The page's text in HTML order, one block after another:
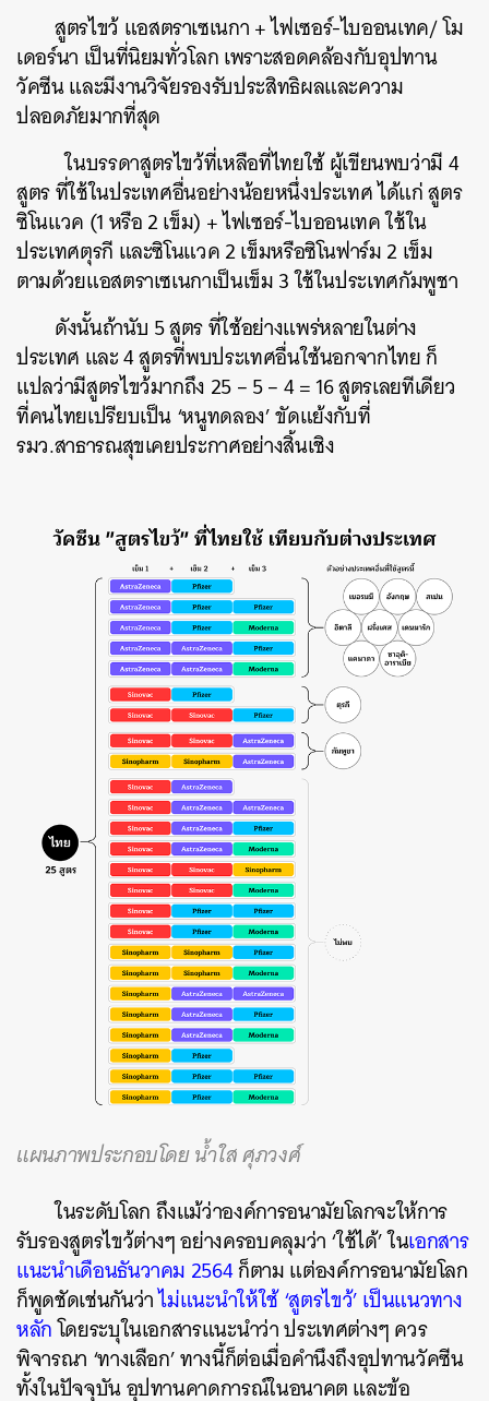
สูตรไขว้ แอสตราเซเนกา + ไฟเซอร์-ไบออนเทค/ โม
เดอร์นา เป็นที่นิยมทั่วโลก เพราะสอดคล้องกับอุปทาน
วัคซีน และมีงานวิจัยรองรับประสิทธิผลและความ
ปลอดภัยมากที่สุด
ในบรรดาสูตรไขว้ที่เหลือที่ไทยใช้ ผู้เขียนพบว่ามี 4
สูตร ที่ใช้ในประเทศอื่นอย่างน้อยหนึ่งประเทศ ได้แก่ สูตร
ซิโนแวค (1 หรือ 2 เข็ม) + ไฟเซอร์-ไบออนเทค ใช้ใน
ประเทศตุรกี และซิโนแวค 2 เข็มหรือซิโนฟาร์ม 2 เข็ม
ตามด้วยแอสตราเซเนกาเป็นเข็ม 3 ใช้ในประเทศกัมพูชา
ดังนั้นถ้านับ 5 สูตร ที่ใช้อย่างแพร่หลายในต่าง
ประเทศ และ 4 สูตรที่พบประเทศอื่นใช้นอกจากไทย ก็
แปลว่ามีสูตรไขว้มากถึง 25 – 5 – 4 = 16 สูตรเลยทีเดียว
ที่คนไทยเปรียบเป็น ‘หนูทดลอง’ ขัดแย้งกับที่
รมว.สาธารณสุขเคยประกาศอย่างสิ้นเชิง
แผนภาพประกอบโดย น้ำใส ศุภวงศ์
ในระดับโลก ถึงแม้ว่าองค์การอนามัยโลกจะให้การ
รับรองสูตรไขว้ต่างๆ อย่างครอบคลุมว่า ‘ใช้ได้’ ในเอกสาร
แนะนำเดือนธันวาคม 2564ก็ตาม แต่องค์การอนามัยโลก
ก็พูดชัดเช่นกันว่าไม่แนะนำให้ใช้ ‘สูตรไขว้’ เป็นแนวทาง
หลักโดยระบุในเอกสารแนะนำว่า ประเทศต่างๆ ควร
พิจารณา ‘ทางเลือก’ ทางนี้ก็ต่อเมื่อคำนึงถึงอุปทานวัคซีน
ทั้งในปัจจุบัน อุปทานคาดการณ์ในอนาคต และข้อ